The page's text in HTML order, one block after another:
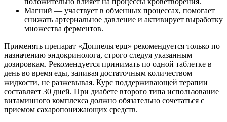
Магний — участвует в обменных процессах, помогает
снижать артериальное давление и активирует выработку
множества ферментов.
Применять препарат «Доппельгерц» рекомендуется только по
назначению эндокринолога, строго следуя указанным
дозировкам. Рекомендуется принимать по одной таблетке в
день во время еды, запивая достаточным количеством
жидкости, не разжевывая. Курс поддерживающей терапии
составляет 30 дней. При диабете второго типа использование
витаминного комплекса должно обязательно сочетаться с
приемом сахаропонижающих средств.